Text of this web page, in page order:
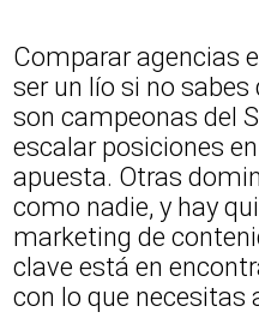
Comparar agencias
ser un lío si no
son campeonas del
escalar posiciones
apuesta. Otras
como nadie, y hay
marketing de
clave está en
con lo que necesitas